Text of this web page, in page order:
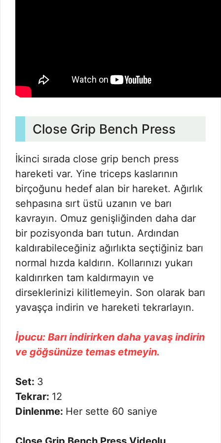
Close Grip Bench Press
İkinci sırada close grip bench press
hareketi var. Yine triceps kaslarının
birçoğunu hedef alan bir hareket. Ağırlık
sehpasına sırt üstü uzanın ve barı
kavrayın. Omuz genişliğinden daha dar
bir pozisyonda barı tutun. Ardından
kaldırabileceğiniz ağırlıkta seçtiğiniz barı
normal hızda kaldırın. Kollarınızı yukarı
kaldırırken tam kaldırmayın ve
dirseklerinizi kilitlemeyin. Son olarak barı
yavaşça indirin ve hareketi tekrarlayın.
İpucu: Barı indirirken daha yavaş indirin
ve göğsünüze temas etmeyin.
Set: 3
Tekrar: 12
Dinlenme: Her sette 60 saniye